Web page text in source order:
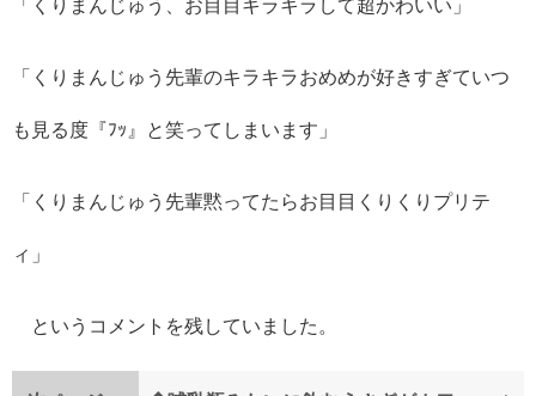
「くりまんじゅう、お目目キラキラして超かわいい」
「くりまんじゅう先輩のキラキラおめめが好きすぎていつ
も見る度『ﾌｯ』と笑ってしまいます」
「くりまんじゅう先輩黙ってたらお目目くりくりプリテ
ィ」
というコメントを残していました。